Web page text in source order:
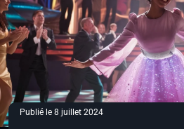
FAQ
S’inscrire
Publié le 8 juillet 2024